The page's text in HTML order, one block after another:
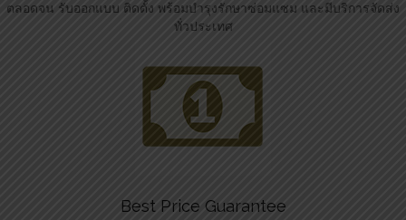
ตลอดจน รับออกแบบ ติดตั้ง พร้อมบำรุงรักษาซ่อมแซม และมีบริการจัดส่ง
ทั่วประเทศ
Best Price Guarantee